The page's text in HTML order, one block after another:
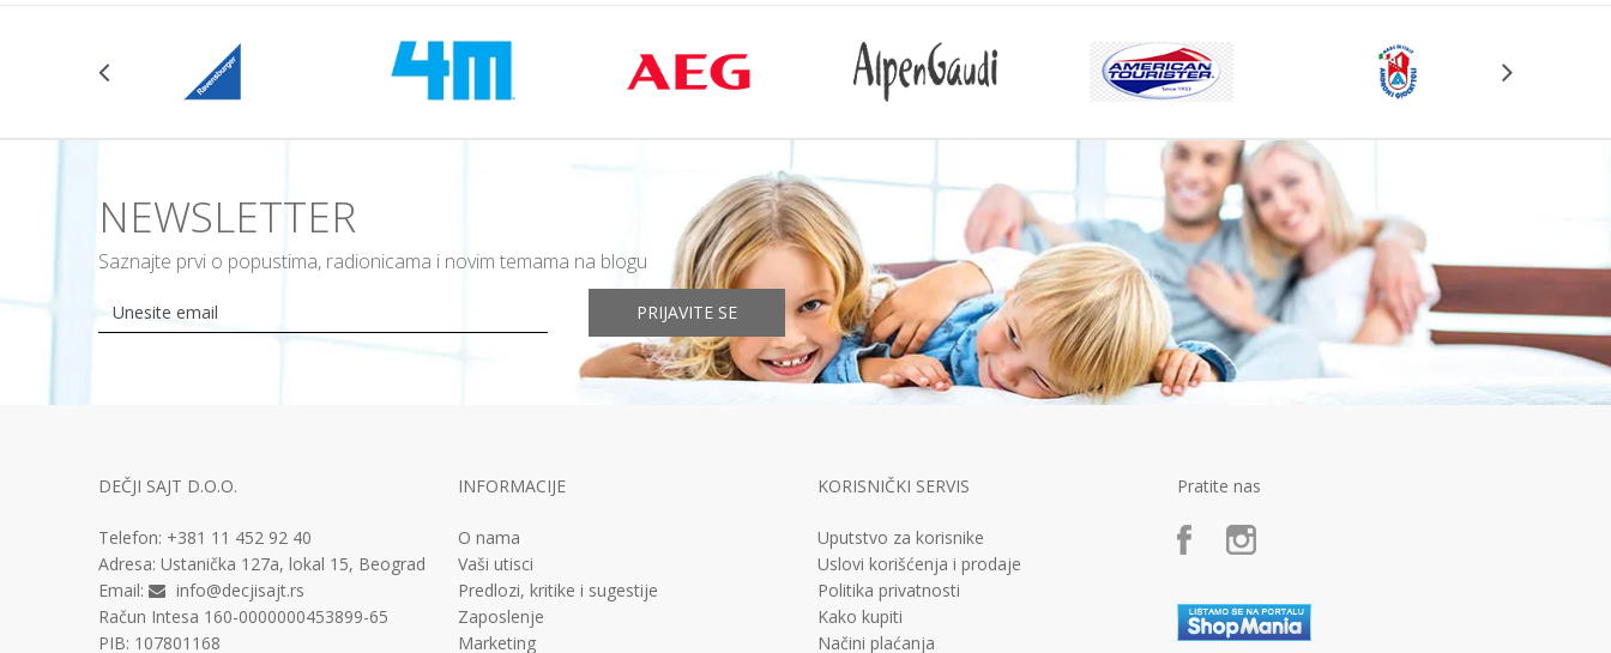
NEWSLETTER
Saznajte prvi o popustima, radionicama i novim temama na blogu
PRIJAVITE SE
DEČJI SAJT D.O.O.
Telefon: +381 11 452 92 40
Adresa: Ustanička 127a, lokal 15, Beograd
Email:
info@decjisajt.rs
Račun Intesa 160-0000000453899-65
PIB: 107801168
INFORMACIJE
O nama
Vaši utisci
Predlozi, kritike i sugestije
Zaposlenje
Marketing
KORISNIČKI SERVIS
Uputstvo za korisnike
Uslovi korišćenja i prodaje
Politika privatnosti
Kako kupiti
Načini plaćanja
Pratite nas